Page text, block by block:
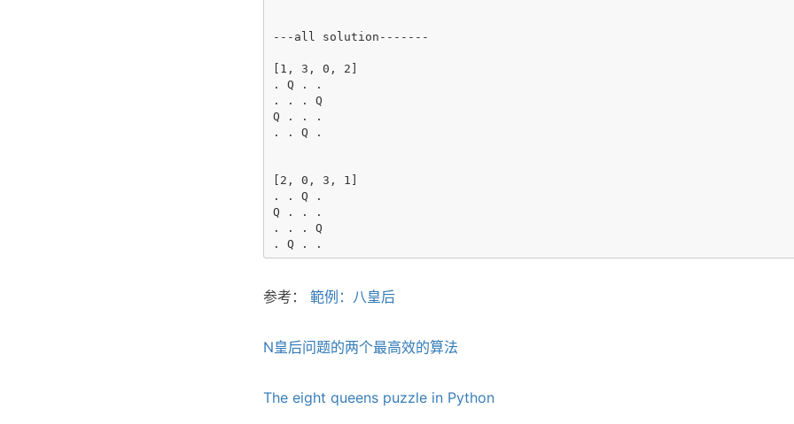
---all solution-------
[1, 3, 0, 2]
. Q . .
. . . Q
Q . . .
. . Q .
[2, 0, 3, 1]
. . Q .
Q . . .
. . . Q
参考： 範例：八皇后
N皇后问题的两个最高效的算法
The eight queens puzzle in Python